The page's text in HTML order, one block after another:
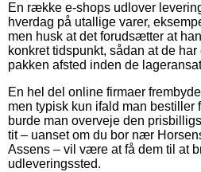
En række e-shops udlover
hverdag på utallige varer,
men husk at det forudsætter at
konkret tidspunkt, sådan at de
pakken afsted inden de
En hel del online firmaer
men typisk kun ifald man
burde man overveje den
tit – uanset om du bor nær
Assens – vil være at få dem til at
udleveringssted.